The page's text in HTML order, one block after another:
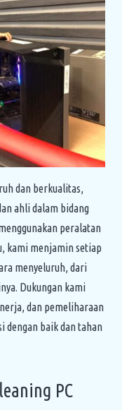
dan berkualitas,
ahli dalam bidang
peralatan
kami menjamin setiap
menyeluruh, dari
Dukungan kami
dan pemeliharaan
dengan baik dan tahan
PC